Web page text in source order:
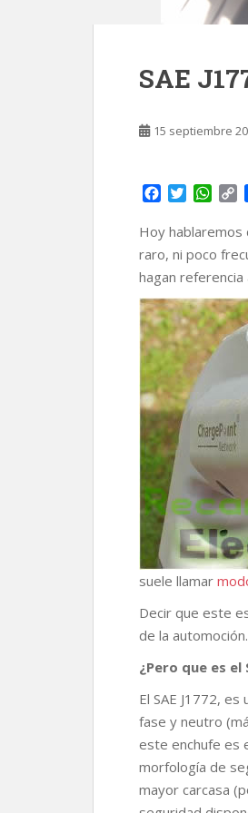
SAE
15 septiembre
c
e
b
o
o
k
i
t
t
e
r
W
a
t
s
A
p
p
p
y
L
i
n
k
Hoy hablaremos
raro, ni poco
hagan
suele llamar
Decir que este
de la automoción.
¿Pero que es el
El SAE J1772,
fase y neutro
este enchufe es
morfología de
mayor carcasa